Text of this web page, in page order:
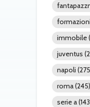
formazioni
immobile
juventus
napoli
roma(245)
serie a